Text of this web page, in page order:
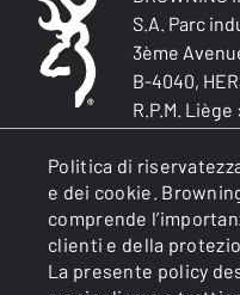
Politica di
e dei cookie.
comprende
clienti e della
La presente policy
S.A. Parc
3ème
B-4040,
R.P.M.
Autorità di
Provincia di